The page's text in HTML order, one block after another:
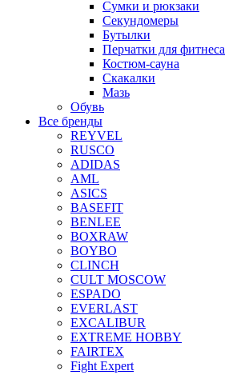
Сумки и рюкзаки
Секундомеры
Бутылки
Перчатки для фитнеса
Костюм-сауна
Скакалки
Мазь
Обувь
Все бренды
REYVEL
RUSCO
ADIDAS
AML
ASICS
BASEFIT
BENLEE
BOXRAW
BOYBO
CLINCH
CULT MOSCOW
ESPADO
EVERLAST
EXCALIBUR
EXTREME HOBBY
FAIRTEX
Fight Expert